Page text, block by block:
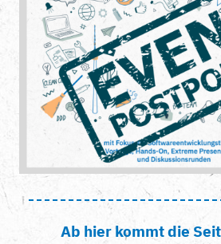
Ab hier kommt die